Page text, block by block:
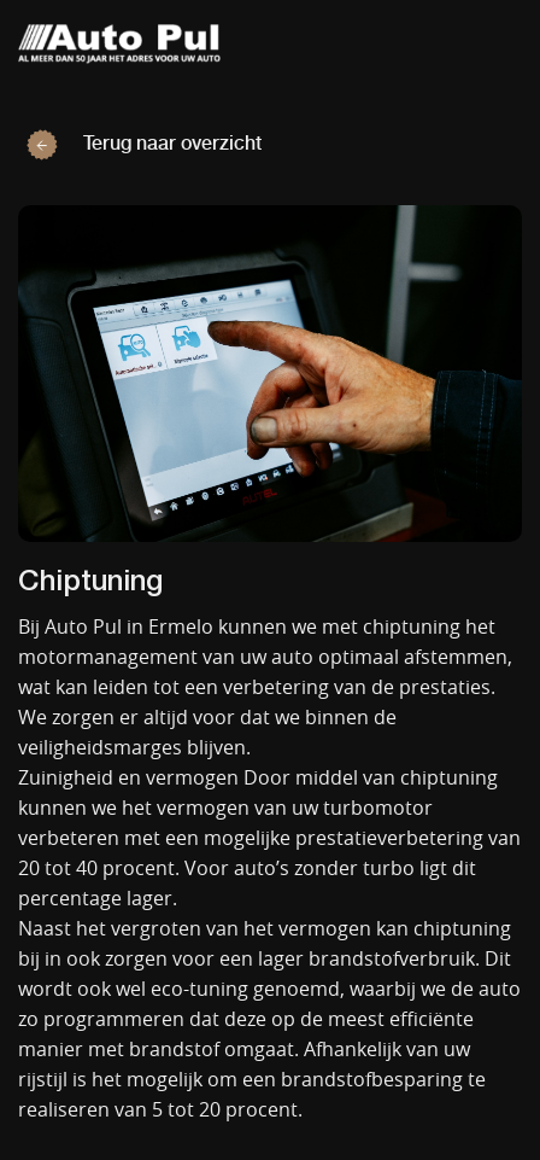
Terug naar overzicht
Chiptuning
Bij Auto Pul in Ermelo kunnen we met chiptuning het
motormanagement van uw auto optimaal afstemmen,
wat kan leiden tot een verbetering van de prestaties.
We zorgen er altijd voor dat we binnen de
veiligheidsmarges blijven.
Zuinigheid en vermogen Door middel van chiptuning
kunnen we het vermogen van uw turbomotor
verbeteren met een mogelijke prestatieverbetering van
20 tot 40 procent. Voor auto’s zonder turbo ligt dit
percentage lager.
Naast het vergroten van het vermogen kan chiptuning
bij in ook zorgen voor een lager brandstofverbruik. Dit
wordt ook wel eco-tuning genoemd, waarbij we de auto
zo programmeren dat deze op de meest efficiënte
manier met brandstof omgaat. Afhankelijk van uw
rijstijl is het mogelijk om een brandstofbesparing te
realiseren van 5 tot 20 procent.